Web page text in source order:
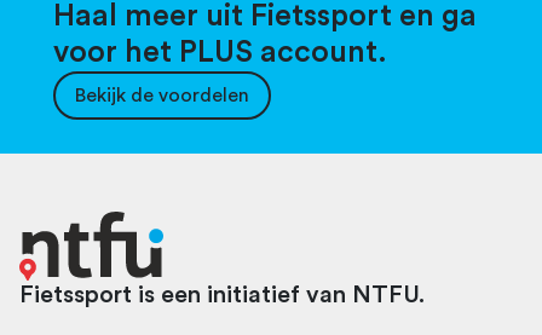
Haal meer uit Fietssport en ga
voor het PLUS account.
Bekijk de voordelen
Fietssport is een initiatief van NTFU.